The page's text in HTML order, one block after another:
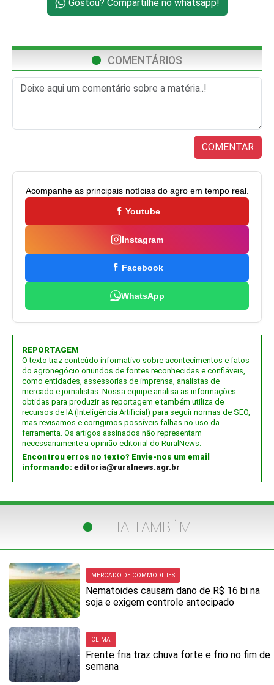
Gostou? Compartilhe no whatsapp!
COMENTÁRIOS
COMENTAR
Acompanhe as principais notícias do agro em tempo real.
Youtube
Instagram
Facebook
WhatsApp
REPORTAGEM
O texto traz conteúdo informativo sobre acontecimentos e fatos
do agronegócio oriundos de fontes reconhecidas e confiáveis,
como entidades, assessorias de imprensa, analistas de
mercado e jornalistas. Nossa equipe analisa as informações
obtidas para produzir as reportagem e também utiliza de
recursos de IA (Inteligência Artificial) para seguir normas de SEO,
mas revisamos e corrigimos possíveis falhas no uso da
ferramenta. Os artigos assinados não representam
necessariamente a opinião editorial do RuralNews.
Encontrou erros no texto? Envie-nos um email
informando: editoria@ruralnews.agr.br
LEIA TAMBÉM
MERCADO DE COMMODITIES
Nematoides causam dano de R$ 16 bi na
soja e exigem controle antecipado
CLIMA
Frente fria traz chuva forte e frio no fim de
semana